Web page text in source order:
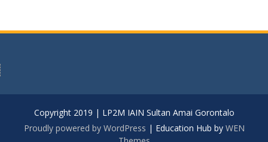
Copyright 2019 | LP2M IAIN Sultan Amai Gorontalo
Proudly powered by WordPress | Education Hub by WEN